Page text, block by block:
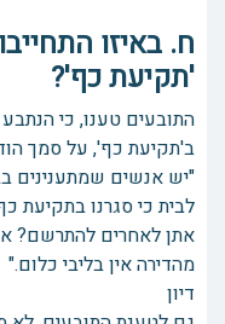
ח. באיזו
'תקיעת כף'?
התובעים טענו, כי
ב'תקיעת כף', על סמך הודעתו
"יש אנשים שמתענינים
לבית כי סגרנו בתקיעת
אתן לאחרים להתרשם?
מהדירה אין בליבי כלום."
דיון